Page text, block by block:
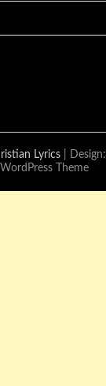
Lyrics | Design:
WordPress Theme